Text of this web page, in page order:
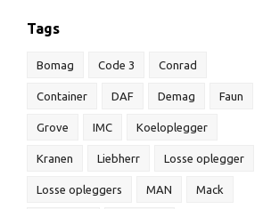
Tags
Bomag Code 3 Conrad
Container DAF Demag Faun
Grove IMC Koeloplegger
Kranen Liebherr Losse oplegger
Losse opleggers MAN Mack